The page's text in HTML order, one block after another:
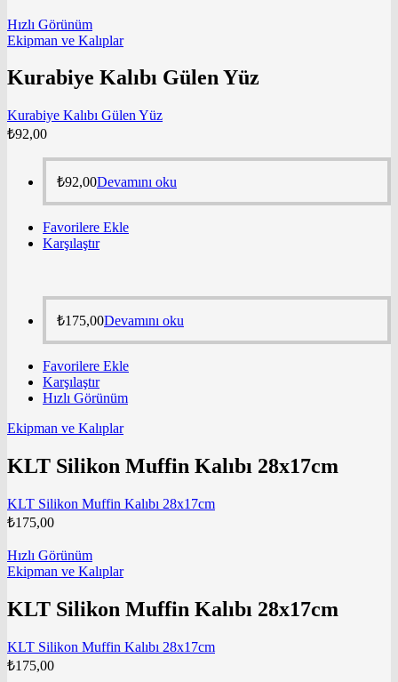
Hızlı Görünüm
Ekipman ve Kalıplar
Kurabiye Kalıbı Gülen Yüz
Kurabiye Kalıbı Gülen Yüz
₺92,00
₺92,00Devamını oku
Favorilere Ekle
Karşılaştır
₺175,00Devamını oku
Favorilere Ekle
Karşılaştır
Hızlı Görünüm
Ekipman ve Kalıplar
KLT Silikon Muffin Kalıbı 28x17cm
KLT Silikon Muffin Kalıbı 28x17cm
₺175,00
Hızlı Görünüm
Ekipman ve Kalıplar
KLT Silikon Muffin Kalıbı 28x17cm
KLT Silikon Muffin Kalıbı 28x17cm
₺175,00